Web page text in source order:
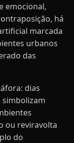
emocional,
há
marcada
urbanos
das
dias
ou reviravolta
do